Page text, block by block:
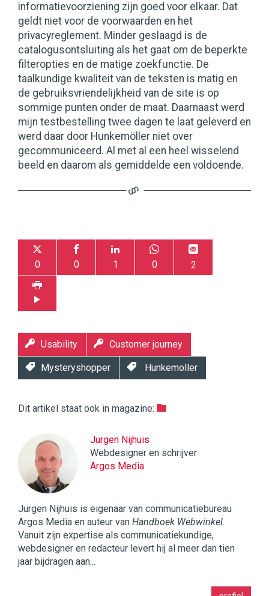
informatievoorziening zijn goed voor elkaar. Dat
geldt niet voor de voorwaarden en het
privacyreglement. Minder geslaagd is de
catalogusontsluiting als het gaat om de beperkte
filteropties en de matige zoekfunctie. De
taalkundige kwaliteit van de teksten is matig en
de gebruiksvriendelijkheid van de site is op
sommige punten onder de maat. Daarnaast werd
mijn testbestelling twee dagen te laat geleverd en
werd daar door Hunkemöller niet over
gecommuniceerd. Al met al een heel wisselend
beeld en daarom als gemiddelde een voldoende.
0 0 1 0 2
Usability Customer journey
Mysteryshopper Hunkemoller
Dit artikel staat ook in magazine:
Jurgen Nijhuis
Webdesigner en schrijver
Argos Media
Jurgen Nijhuis is eigenaar van communicatiebureau
Argos Media en auteur van Handboek Webwinkel.
Vanuit zijn expertise als communicatiekundige,
webdesigner en redacteur levert hij al meer dan tien
jaar bijdragen aan...